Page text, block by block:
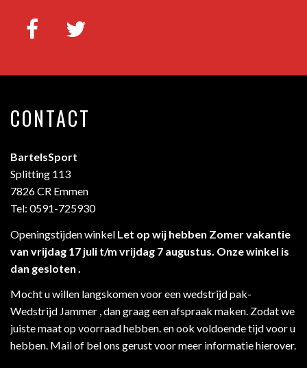
CONTACT
BartelsSport
Splitting 113
7826 CR Emmen
Tel: 0591-725930
Openingstijden winkel Let op wij hebben Zomer vakantie
van vrijdag 17 juli t/m vrijdag 7 augustus. Onze winkel is
dan gesloten .
Mocht u willen langskomen voor een wedstrijd pak-
Wedstrijd Jammer , dan graag een afspraak maken. Zodat we
juiste maat op voorraad hebben. en ook voldoende tijd voor u
hebben. Mail of bel ons gerust voor meer informatie hierover.